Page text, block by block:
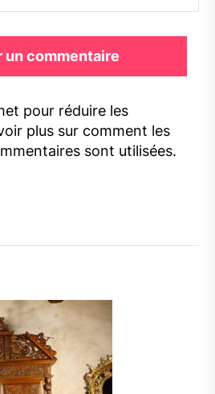
pour réduire les
plus sur comment les
sont utilisées.